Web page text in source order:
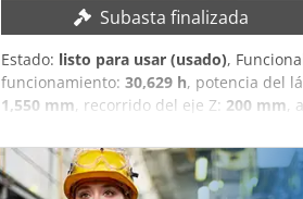
Subasta finalizada
Estado: listo para usar (usado),
funcionamiento: 30,629 h, potencia del
1,550 mm, recorrido del eje Z: 200 mm,
incluida torre de almacenaje
fabricante! MÁQUINA DE CORTE POR
potencia: 500 W Fuente láser: FANUC AF